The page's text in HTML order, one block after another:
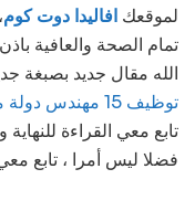
لموقعك افاليدا دوت كوم
تمام الصحة والعافية
الله مقال جديد بصبغة
توظيف 15 مهندس دولة من الدرجة الأولى بوزارة الداخلية 2025
تابع معي القراءة
فضلا ليس أمرا ، تابع